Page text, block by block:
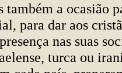
também a ocasião
para dar aos
nas suas
turca ou